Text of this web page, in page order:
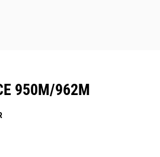
950M/962M